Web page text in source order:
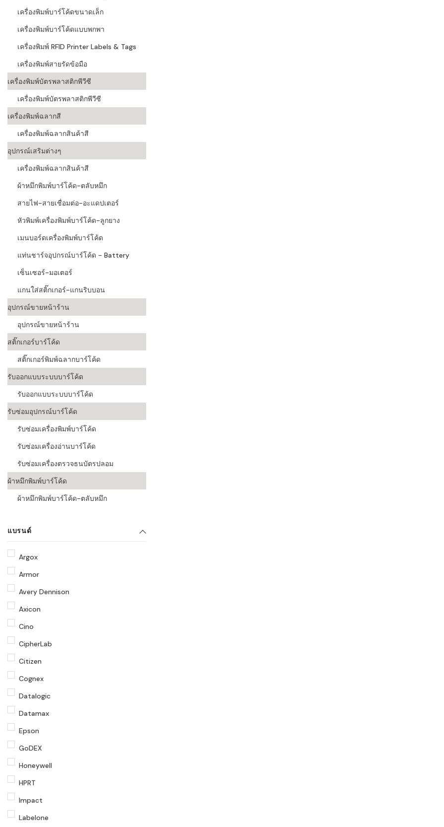
เครื่องพิมพ์บาร์โค้ดขนาดเล็ก
เครื่องพิมพ์บาร์โค้ดแบบพกพา
เครื่องพิมพ์ RFID Printer Labels & Tags
เครื่องพิมพ์สายรัดข้อมือ
เครื่องพิมพ์บัตรพลาสติกพีวีซี
เครื่องพิมพ์บัตรพลาสติกพีวีซี
เครื่องพิมพ์ฉลากสี
เครื่องพิมพ์ฉลากสินค้าสี
อุปกรณ์เสริมต่างๆ
เครื่องพิมพ์ฉลากสินค้าสี
ผ้าหมึกพิมพ์บาร์โค้ด-ตลับหมึก
สายไฟ-สายเชื่อมต่อ-อะแดปเตอร์
หัวพิมพ์เครื่องพิมพ์บาร์โค้ด-ลูกยาง
เมนบอร์ดเครื่องพิมพ์บาร์โค้ด
แท่นชาร์จอุปกรณ์บาร์โค้ด - Battery
เซ็นเซอร์-มอเตอร์
แกนใส่สติ๊กเกอร์-แกนริบบอน
อุปกรณ์ขายหน้าร้าน
อุปกรณ์ขายหน้าร้าน
สติ๊กเกอร์บาร์โค้ด
สติ๊กเกอร์พิมพ์ฉลากบาร์โค้ด
รับออกแบบระบบบาร์โค้ด
รับออกแบบระบบบาร์โค้ด
รับซ่อมอุปกรณ์บาร์โค้ด
รับซ่อมเครื่องพิมพ์บาร์โค้ด
รับซ่อมเครื่องอ่านบาร์โค้ด
รับซ่อมเครื่องตรวจธนบัตรปลอม
ผ้าหมึกพิมพ์บาร์โค้ด
ผ้าหมึกพิมพ์บาร์โค้ด-ตลับหมึก
แบรนด์
Argox
Armor
Avery Dennison
Axicon
Cino
CipherLab
Citizen
Cognex
Datalogic
Datamax
Epson
GoDEX
Honeywell
HPRT
Impact
Labelone